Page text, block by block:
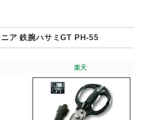
ア 鉄腕ハサミGT PH-55
楽天